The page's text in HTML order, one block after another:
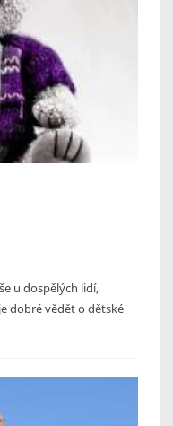
u dospělých lidí,
dobré vědět o dětské